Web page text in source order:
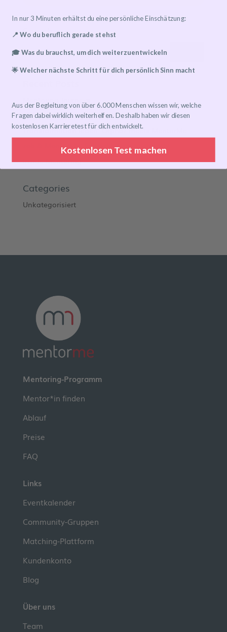
Search
Meet the Mentor
Transformation leben: Orphoz meets MentorMe
zeb & MentorMe: Entwicklung neu gedacht
Inside Mentoring
Categories
Unkategorisiert
Mentoring-Programm
Mentor*in finden
Ablauf
Preise
FAQ
Links
Eventkalender
Community-Gruppen
Matching-Plattform
Kundenkonto
Blog
Über uns
Team
In nur 3 Minuten erhältst du eine persönliche Einschätzung:
📍 Wo du beruflich gerade stehst
🎓 Was du brauchst, um dich weiterzuentwickeln
🌟 Welcher nächste Schritt für dich persönlich Sinn macht
Aus der Begleitung von über 6.000 Menschen wissen wir, welche
Fragen dabei wirklich weiterhelfen. Deshalb haben wir diesen
kostenlosen Karrieretest für dich entwickelt.
Kostenlosen Test machen